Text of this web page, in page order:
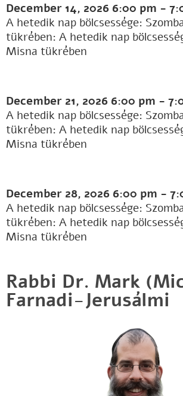
December 14, 2026 6:00 pm -
A hetedik nap bölcsessége:
tükrében: A hetedik nap
Misna tükrében
December 21, 2026 6:00 pm -
A hetedik nap bölcsessége:
tükrében: A hetedik nap
Misna tükrében
December 28, 2026 6:00 pm -
A hetedik nap bölcsessége:
tükrében: A hetedik nap
Misna tükrében
Rabbi Dr. Mark
Farnadi-Jerusálmi